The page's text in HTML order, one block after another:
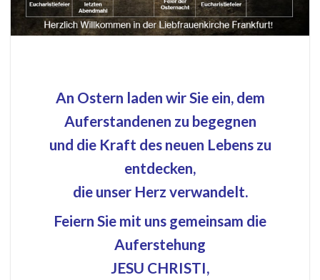
An Ostern laden wir Sie ein, dem
Auferstandenen zu begegnen
und die Kraft des neuen Lebens zu
entdecken,
die unser Herz verwandelt.
Feiern Sie mit uns gemeinsam die
Auferstehung
JESU CHRISTI,